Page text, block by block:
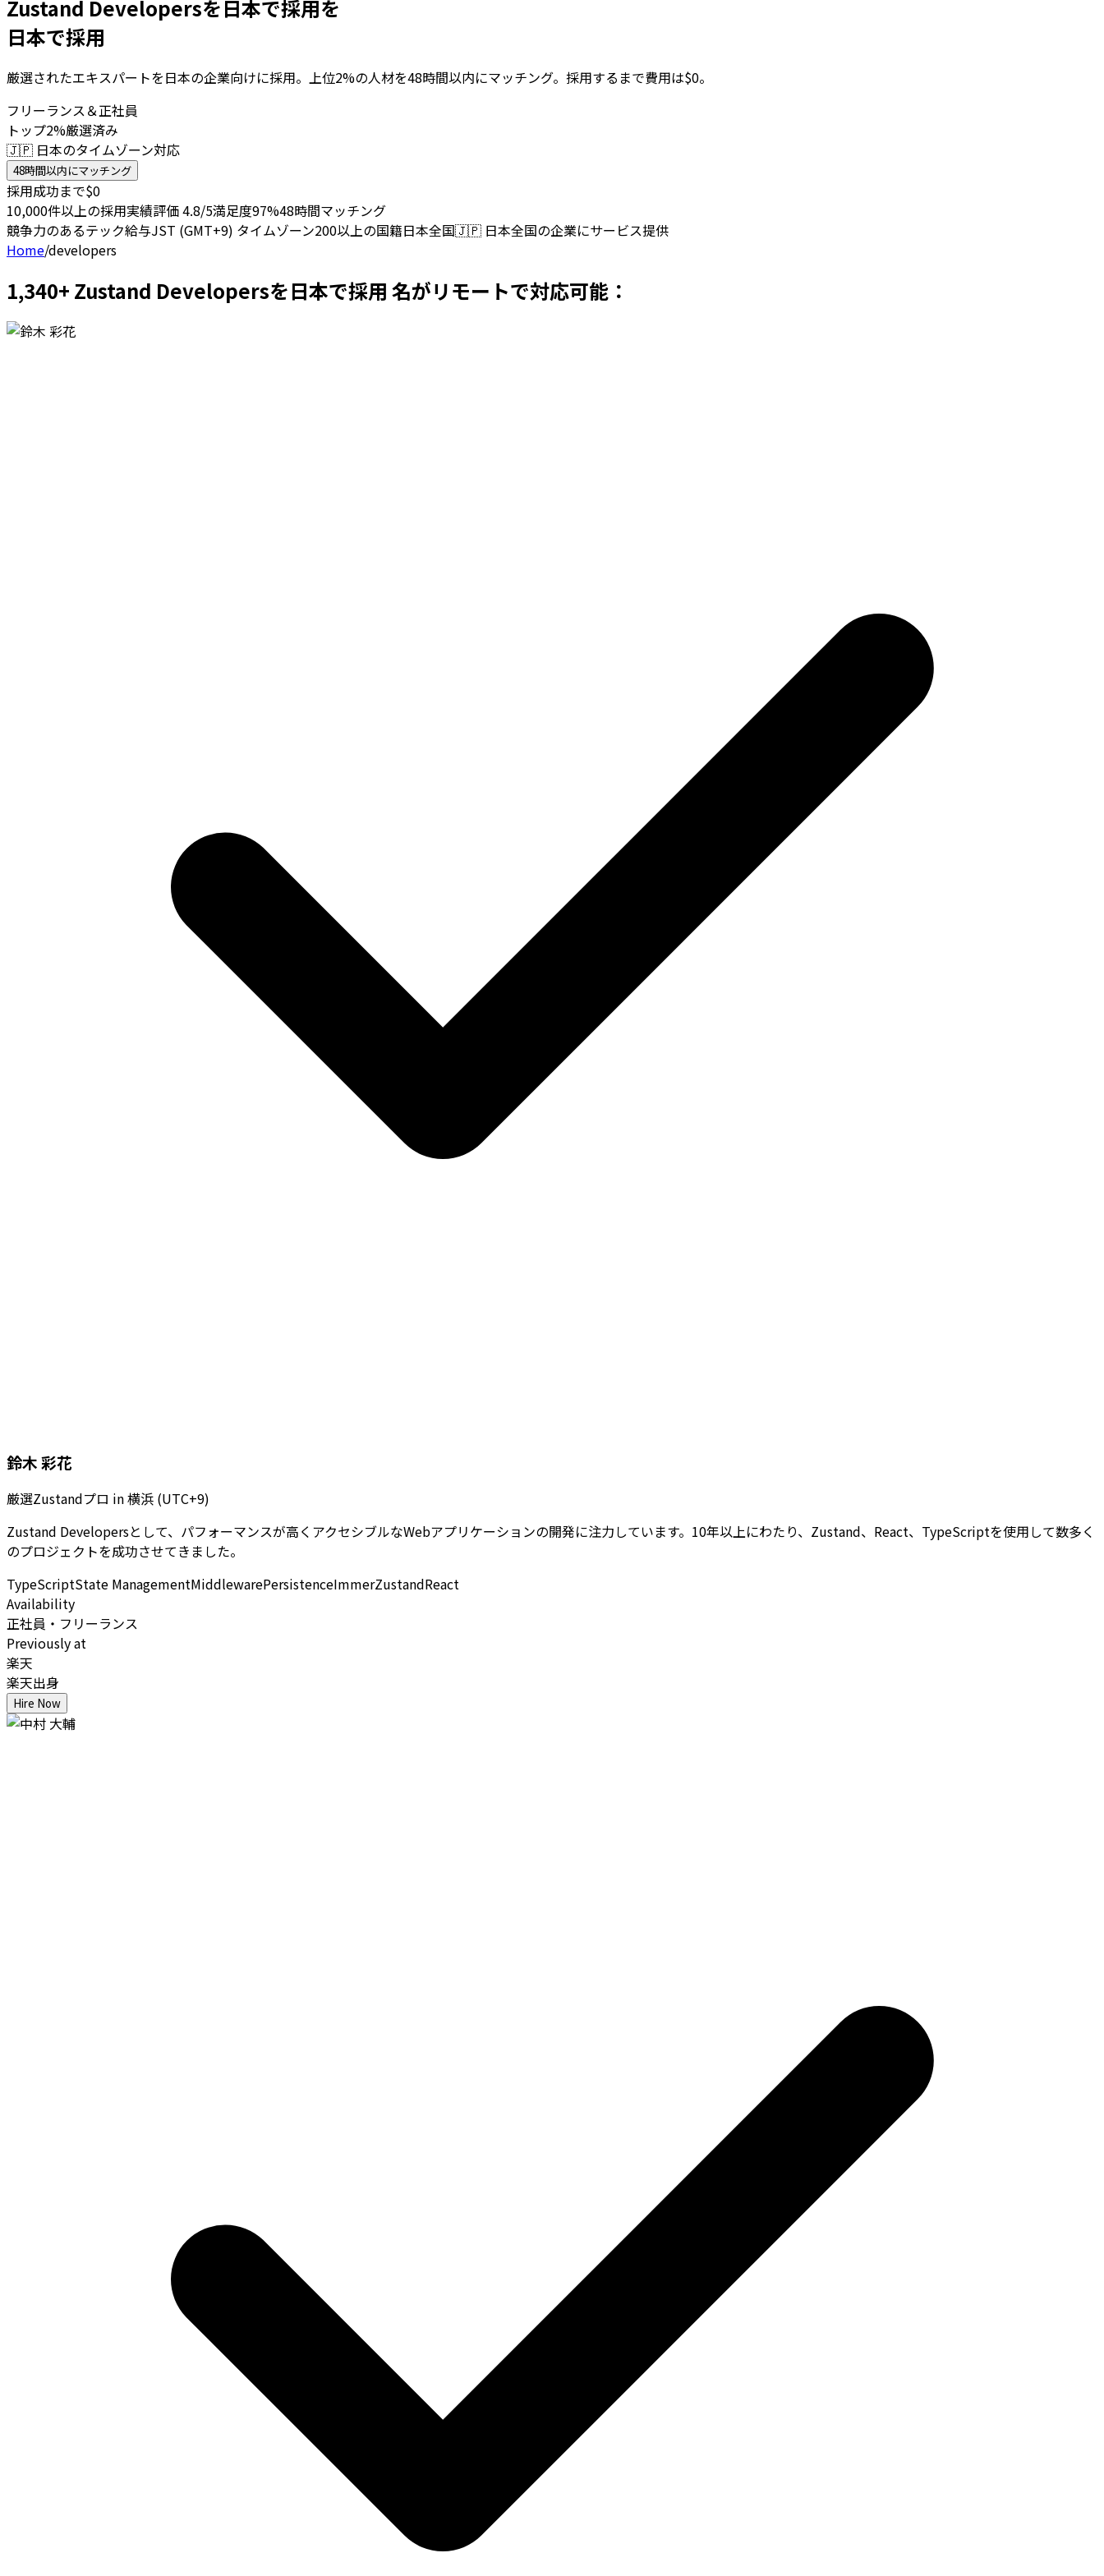
Zustand Developersを日本で採用を
日本で採用
厳選されたエキスパートを日本の企業向けに採用。上位2%の人材を48時間以内にマッチング。採用するまで費用は$0。
フリーランス＆正社員
トップ2%厳選済み
🇯🇵 日本のタイムゾーン対応
48時間以内にマッチング
採用成功まで$0
10,000件以上の採用実績評価 4.8/5満足度97%48時間マッチング
競争力のあるテック給与JST (GMT+9) タイムゾーン200以上の国籍日本全国🇯🇵 日本全国の企業にサービス提供
Home/developers
1,340+ Zustand Developersを日本で採用 名がリモートで対応可能：
鈴木 彩花
厳選Zustandプロ in横浜 (UTC+9)
Zustand Developersとして、パフォーマンスが高くアクセシブルなWebアプリケーションの開発に注力しています。10年以上にわたり、Zustand、React、TypeScriptを使用して数多く
のプロジェクトを成功させてきました。
TypeScriptState ManagementMiddlewarePersistenceImmerZustandReact
Availability
正社員・フリーランス
Previously at
楽天
楽天出身
Hire Now